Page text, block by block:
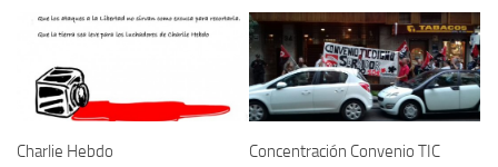
Charlie Hebdo Concentración Convenio TIC